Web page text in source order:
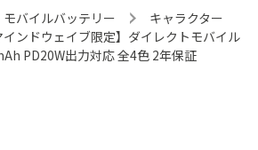
モバイルバッテリー
キャラクター
インドウェイブ限定】ダイレクトモバイル
PD20W出力対応 全4色 2年保証